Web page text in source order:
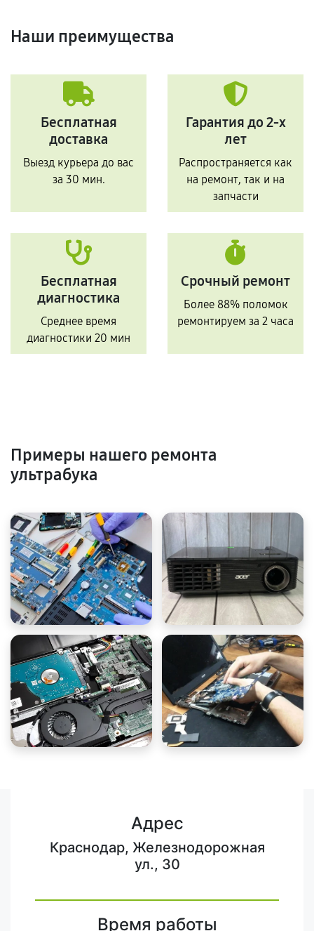
Наши преимущества
Бесплатная
доставка
Выезд курьера до вас
за 30 мин.
Гарантия до 2-х
лет
Распространяется как
на ремонт, так и на
запчасти
Бесплатная
диагностика
Среднее время
диагностики 20 мин
Срочный ремонт
Более 88% поломок
ремонтируем за 2 часа
Примеры нашего ремонта
ультрабука
Адрес
Краснодар, Железнодорожная
ул., 30
Время работы